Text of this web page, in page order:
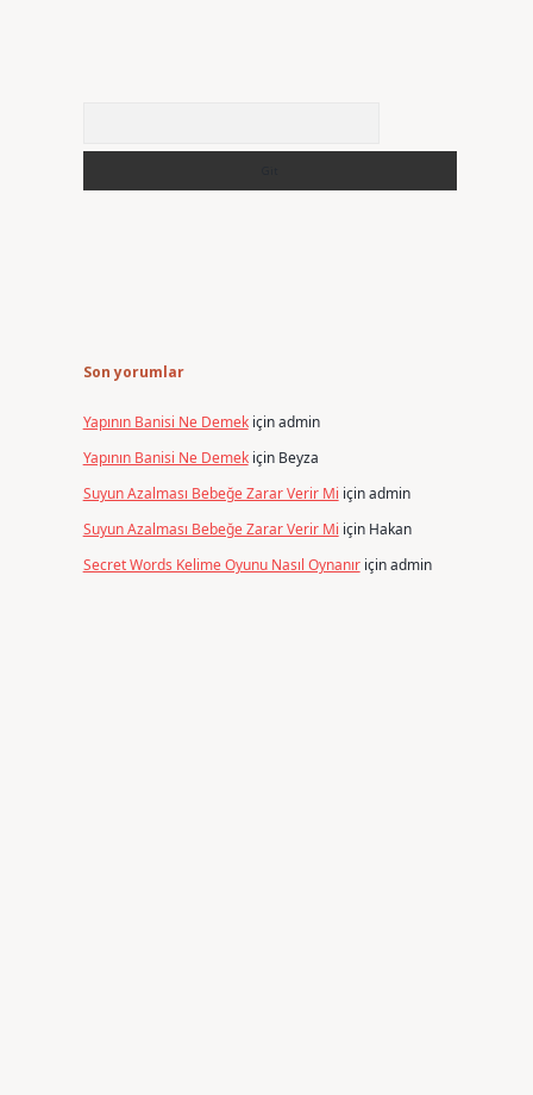
Son yorumlar
Yapının Banisi Ne Demekiçinadmin
Yapının Banisi Ne Demekiçin Beyza
Suyun Azalması Bebeğe Zarar Verir Mi içinadmin
Suyun Azalması Bebeğe Zarar Verir Mi için Hakan
Secret Words Kelime Oyunu Nasıl Oynanıriçinadmin